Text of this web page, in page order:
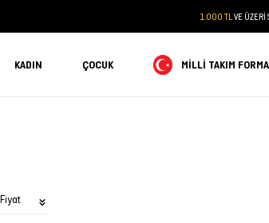
1.000 TL VE ÜZERİ
KADIN ÇOCUK MILLI TAKIM
Fiyat